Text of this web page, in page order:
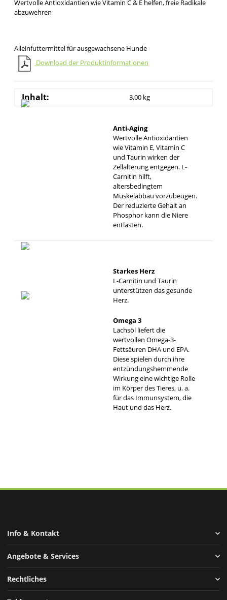
Wertvolle Antioxidantien wie Vitamin C & E helfen, freie Radikale
abzuwehren
Alleinfuttermittel für ausgewachsene Hunde
Download der Produktinformationen
Inhalt: 3,00 kg
Anti-Aging
Wertvolle Antioxidantien
wie Vitamin E, Vitamin C
und Taurin wirken der
Zellalterung entgegen. L-
Carnitin hilft,
altersbedingtem
Muskelabbau vorzubeugen.
Der reduzierte Gehalt an
Phosphor kann die Niere
entlasten.
Starkes Herz
L-Carnitin und Taurin
unterstützen das gesunde
Herz.
Omega 3
Lachsöl liefert die
wertvollen Omega-3-
Fettsäuren DHA und EPA.
Diese spielen durch ihre
entzündungshemmende
Wirkung eine wichtige Rolle
im Körper des Tieres, u. a.
für das Immunsystem, die
Haut und das Herz.
Info & Kontakt
Angebote & Services
Rechtliches